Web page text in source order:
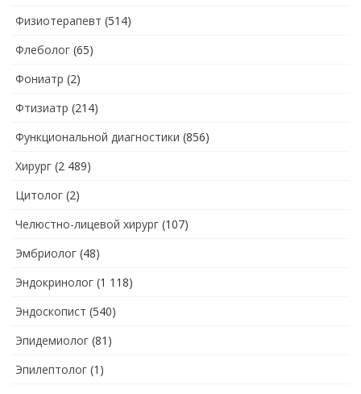
Физиотерапевт (514)
Флеболог (65)
Фониатр (2)
Фтизиатр (214)
Функциональной диагностики (856)
Хирург (2 489)
Цитолог (2)
Челюстно-лицевой хирург (107)
Эмбриолог (48)
Эндокринолог (1 118)
Эндоскопист (540)
Эпидемиолог (81)
Эпилептолог (1)